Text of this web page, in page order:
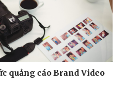
quảng cáo Brand Video